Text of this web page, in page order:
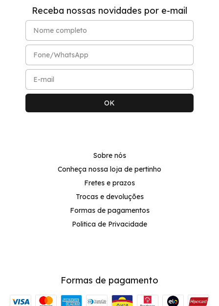
Receba nossas novidades por e-mail
Sobre nós
Conheça nossa loja de pertinho
Fretes e prazos
Trocas e devoluções
Formas de pagamentos
Politica de Privacidade
Formas de pagamento